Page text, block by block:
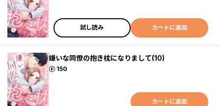
試し読み カートに追加
嫌いな同僚の抱き枕になりまして(10)
150
ポイント
カートに追加